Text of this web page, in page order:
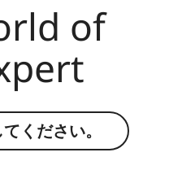
of
ください。